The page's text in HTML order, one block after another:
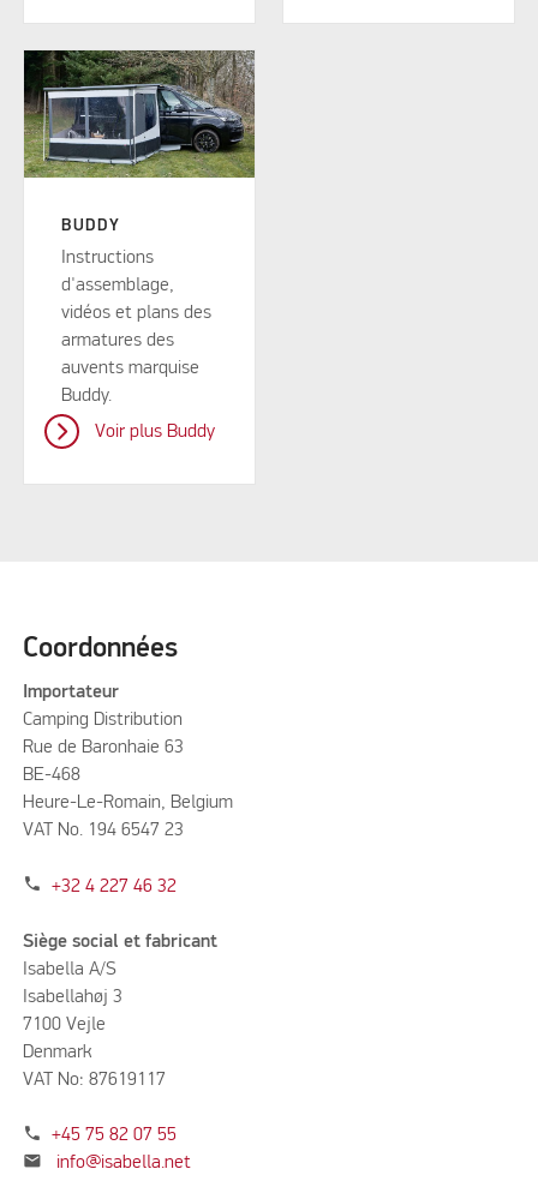
BUDDY
Instructions
d'assemblage,
vidéos et plans des
armatures des
auvents marquise
Buddy.
Voir plus Buddy
Coordonnées
Importateur
Camping Distribution
Rue de Baronhaie 63
BE-468
Heure-Le-Romain, Belgium
VAT No. 194 6547 23
phone +32 4 227 46 32
Siège social et fabricant
Isabella A/S
Isabellahøj 3
7100 Vejle
Denmark
VAT No: 87619117
phone +45 75 82 07 55
mail info@isabella.net